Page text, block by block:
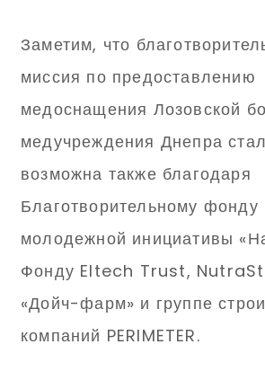
Заметим, что
миссия по предоставлению
медоснащения Лозовской
медучреждения Днепра
возможна также благодаря
Благотворительному фонду
молодежной инициативы
Фонду Eltech Trust,
«Дойч-фарм» и группе
компаний PERIMETER.